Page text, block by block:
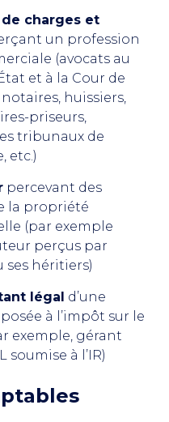
charges et
un profession
(avocats au
et à la Cour de
huissiers,
priseurs,
tribunaux de
etc.)
percevant des
la propriété
(par exemple
perçus par
ses héritiers)
légal d’une
à l’impôt sur le
exemple, gérant
soumise à l’IR)